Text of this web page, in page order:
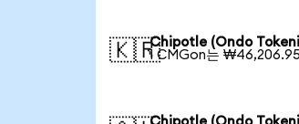
🇰🇷Chipotle (Ondo
1 CMGon는